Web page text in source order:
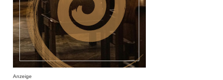
Anzeige